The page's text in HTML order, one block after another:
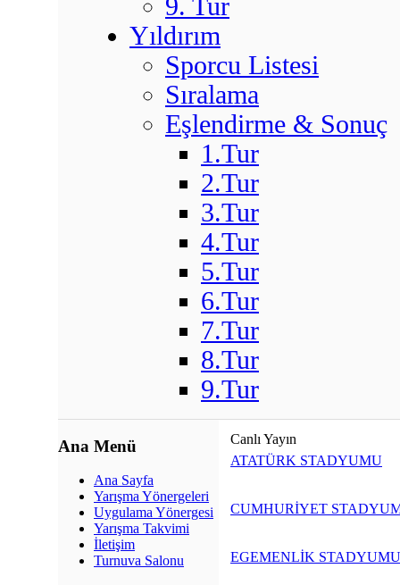
9. Tur
Yıldırım
Sporcu Listesi
Sıralama
Eşlendirme & Sonuç
1.Tur
2.Tur
3.Tur
4.Tur
5.Tur
6.Tur
7.Tur
8.Tur
9.Tur
Ana Menü
Ana Sayfa
Yarışma Yönergeleri
Uygulama Yönergesi
Yarışma Takvimi
İletişim
Turnuva Salonu
Canlı Yayın
ATATÜRK STADYUMU
CUMHURİYET
EGEMENLİK STADYUMU